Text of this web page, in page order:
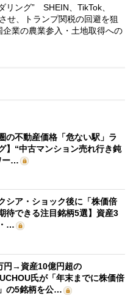
リング” SHEIN、TikTok、
せ、トランプ関税の回避を狙
業の農業参入・土地取得への
の不動産価格「危ない駅」ラ
】“中古マンション売れ行き鈍
ー…
シア・ショック後に「株価倍
待できる注目銘柄5選】資産3
…
円→資産10億円超の
氏が「年末までに株価倍
の5銘柄を公…